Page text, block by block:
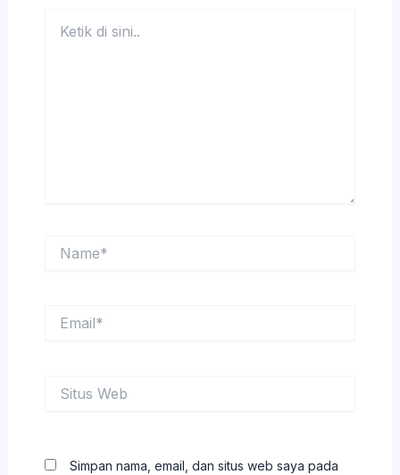
Web
Simpan nama, email, dan situs web saya pada